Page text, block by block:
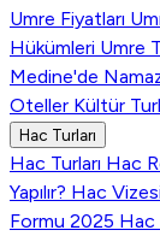
Umre Fiyatları
Hükümleri Umre
Medine'de
Oteller Kültür
Hac Turları
Hac Turları Hac
Yapılır? Hac
Formu 2025 Hac